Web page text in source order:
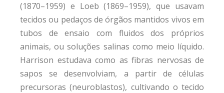
(1870–1959) e Loeb (1869–1959), que usavam
tecidos ou pedaços de órgãos mantidos vivos em
tubos de ensaio com fluidos dos próprios
animais, ou soluções salinas como meio líquido.
Harrison estudava como as fibras nervosas de
sapos se desenvolviam, a partir de células
precursoras (neuroblastos), cultivando o tecido